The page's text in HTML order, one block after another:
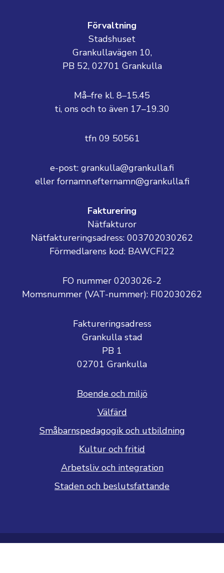
Förvaltning
Stadshuset
Grankullavägen 10,
PB 52, 02701 Grankulla
Må–fre kl. 8–15.45
ti, ons och to även 17–19.30
tfn 09 50561
e-post: grankulla@grankulla.fi
eller fornamn.efternamn@grankulla.fi
Fakturering
Nätfakturor
Nätfaktureringsadress: 003702030262
Förmedlarens kod: BAWCFI22
FO nummer 0203026-2
Momsnummer (VAT-nummer): FI02030262
Faktureringsadress
Grankulla stad
PB 1
02701 Grankulla
Boende och miljö
Välfärd
Småbarnspedagogik och utbildning
Kultur och fritid
Arbetsliv och integration
Staden och beslutsfattande